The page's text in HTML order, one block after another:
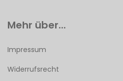
Mehr über...
Impressum
Widerrufsrecht